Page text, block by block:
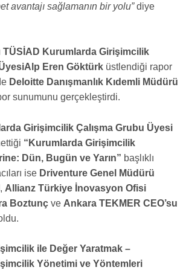
avantajı sağlamanın bir yolu”diye
TÜSİAD Kurumlarda Girişimcilik
Alp Eren Göktürk üstlendiği rapor
Deloitte Danışmanlık Kıdemli Müdürü
sunumunu gerçekleştirdi.
Girişimcilik Çalışma Grubu Üyesi
“Kurumlarda Girişimcilik
Dün, Bugün ve Yarın” başlıklı
ise Driventure Genel Müdürü
, Allianz Türkiye İnovasyon Ofisi
Boztunç ve Ankara TEKMER CEO’su
ile Değer Yaratmak –
Yönetimi ve Yöntemleri